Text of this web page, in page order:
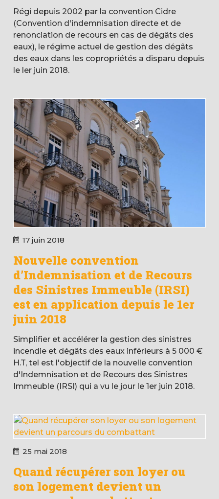
Régi depuis 2002 par la convention Cidre
(Convention d'indemnisation directe et de
renonciation de recours en cas de dégâts des
eaux), le régime actuel de gestion des dégâts
des eaux dans les copropriétés a disparu depuis
le ler juin 2018.
17 juin 2018
Nouvelle convention
d’Indemnisation et de Recours
des Sinistres Immeuble (IRSI)
est en application depuis le 1er
juin 2018
Simplifier et accélérer la gestion des sinistres
incendie et dégâts des eaux inférieurs à 5 000 €
H.T, tel est l'objectif de la nouvelle convention
d'Indemnisation et de Recours des Sinistres
Immeuble (IRSI) qui a vu le jour le 1er juin 2018.
25 mai 2018
Quand récupérer son loyer ou
son logement devient un